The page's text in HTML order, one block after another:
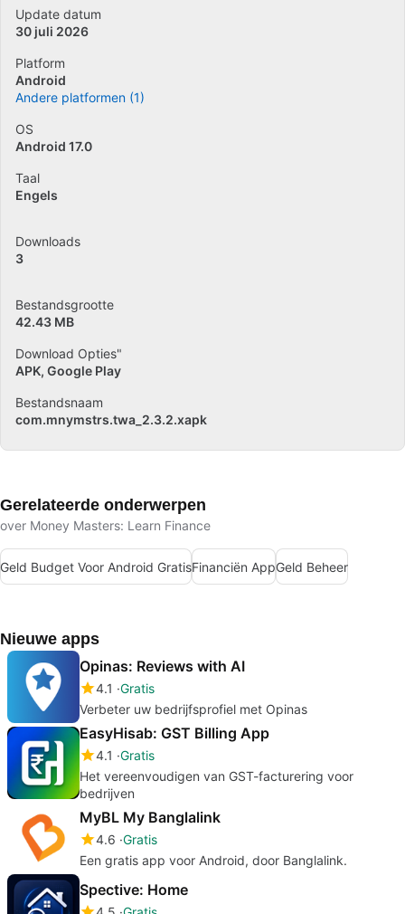
Update datum
30 juli 2026
Platform
Android
Andere platformen (1)
OS
Android 17.0
Taal
Engels
Downloads
3
Bestandsgrootte
42.43 MB
Download Opties"
APK, Google Play
Bestandsnaam
com.mnymstrs.twa_2.3.2.xapk
Gerelateerde onderwerpen
over Money Masters: Learn Finance
Geld Budget Voor Android GratisFinanciën AppGeld Beheer
Nieuwe apps
Opinas: Reviews with AI
4.1 Gratis
Verbeter uw bedrijfsprofiel met Opinas
EasyHisab: GST Billing App
4.1 Gratis
Het vereenvoudigen van GST-facturering voor
bedrijven
MyBL My Banglalink
4.6 Gratis
Een gratis app voor Android, door Banglalink.
Spective: Home